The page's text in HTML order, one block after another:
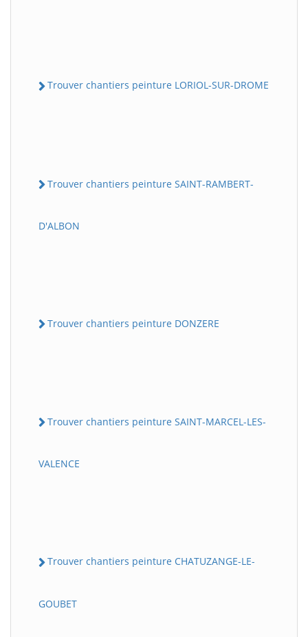
Trouver chantiers peinture LORIOL-SUR-DROME
Trouver chantiers peinture SAINT-RAMBERT-
D'ALBON
Trouver chantiers peinture DONZERE
Trouver chantiers peinture SAINT-MARCEL-LES-
VALENCE
Trouver chantiers peinture CHATUZANGE-LE-
GOUBET